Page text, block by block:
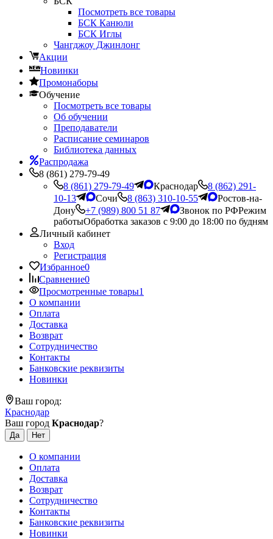
Посмотреть все товары
БСК Канюли
БСК Иглы
Чангджоу Джинлонг
Акции
Новинки
Промонаборы
Обучение
Посмотреть все товары
Об обучении
Преподаватели
Расписание семинаров
Библиотека данных
Распродажа
8 (861) 279-79-49
8 (861) 279-79-49
Краснодар
8 (862) 291-
10-13
Сочи 8 (863) 310-10-55
Ростов-на-
Дону
+7 (989) 800 51 87 Звонок по РФРежим
работыОбработка заказов с 9:00 до 18:00 по будням
Личный кабинет
Вход
Регистрация
Избранное0
Сравнение0
Просмотренные товары1
О компании
Оплата
Доставка
Возврат
Сотрудничество
Контакты
Банковские реквизиты
Новинки
Ваш город:
Краснодар
Ваш город Краснодар?
О компании
Оплата
Доставка
Возврат
Сотрудничество
Контакты
Банковские реквизиты
Новинки